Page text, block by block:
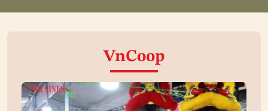
VnCoop